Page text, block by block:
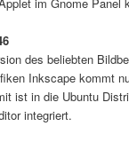
des beliebten
Inkscape kommt
ist in die Ubuntu
integriert.